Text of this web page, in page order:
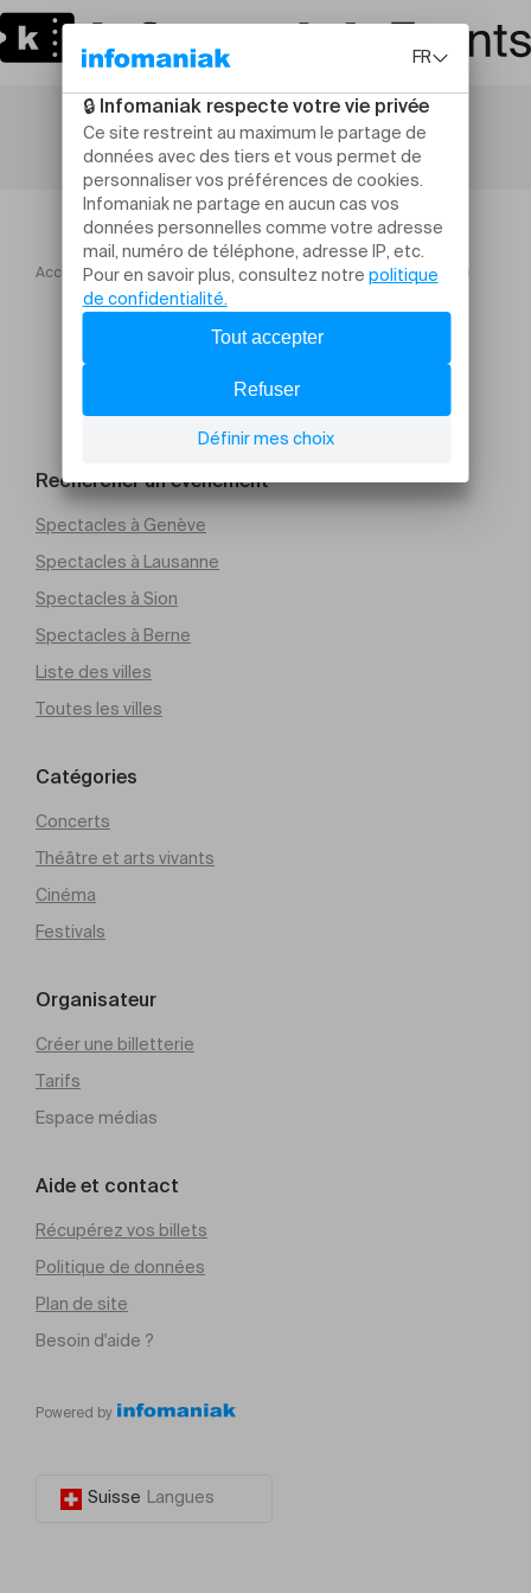
Accueil Ateliers et stages ATELIER CRÉATIF (ENFANTS)
Rechercher un évènement
Spectacles à Genève
Spectacles à Lausanne
Spectacles à Sion
Spectacles à Berne
Liste des villes
Toutes les villes
Catégories
Concerts
Théâtre et arts vivants
Cinéma
Festivals
Organisateur
Créer une billetterie
Tarifs
Espace médias
Aide et contact
Récupérez vos billets
Politique de données
Plan de site
Besoin d'aide ?
Powered by
Suisse Langues